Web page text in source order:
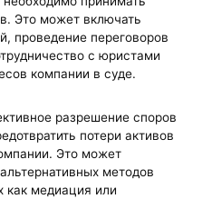
Это может включать
проведение переговоров
с юристами
компании в суде.
разрешение споров
потери активов
Это может
методов
как медиация или